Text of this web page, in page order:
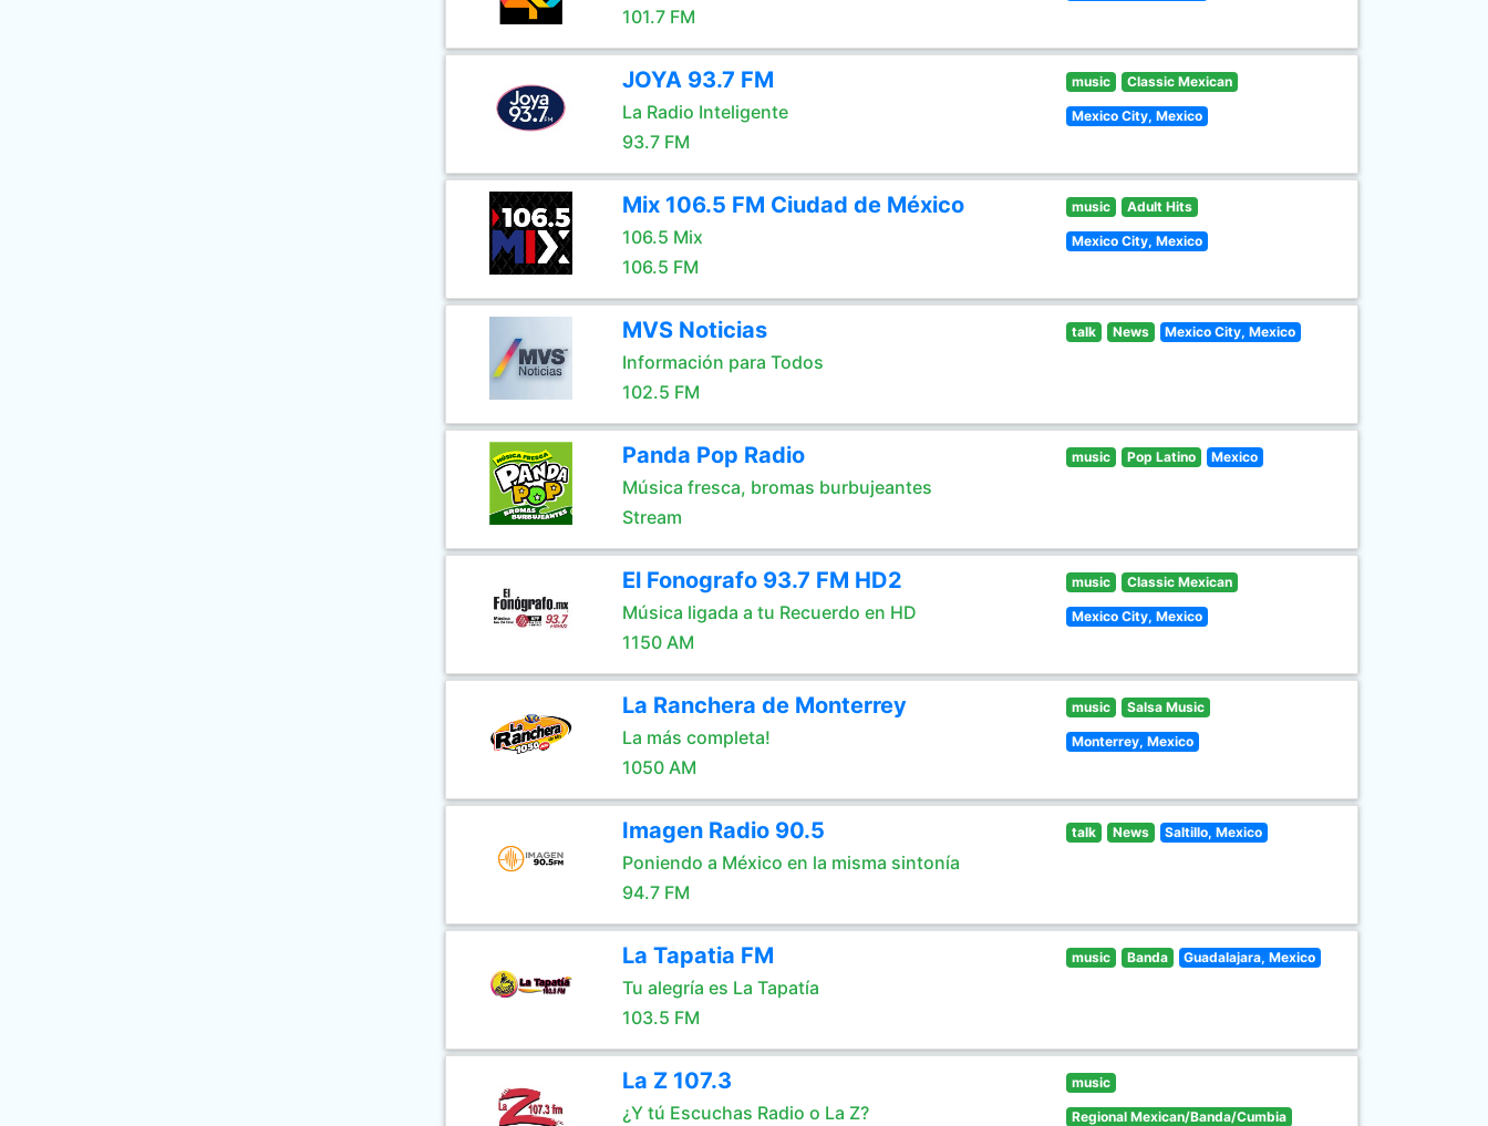
101.7 FM
JOYA 93.7 FM
La Radio Inteligente
93.7 FM
music Classic Mexican
Mexico City, Mexico
Mix 106.5 FM Ciudad de México
106.5 Mix
106.5 FM
music Adult Hits
Mexico City, Mexico
MVS Noticias
Información para Todos
102.5 FM
talk News Mexico City, Mexico
Panda Pop Radio
Música fresca, bromas burbujeantes
Stream
music Pop Latino Mexico
El Fonografo 93.7 FM HD2
Música ligada a tu Recuerdo en HD
1150 AM
music Classic Mexican
Mexico City, Mexico
La Ranchera de Monterrey
La más completa!
1050 AM
music Salsa Music
Monterrey, Mexico
Imagen Radio 90.5
Poniendo a México en la misma sintonía
94.7 FM
talk News Saltillo, Mexico
La Tapatia FM
Tu alegría es La Tapatía
103.5 FM
music Banda Guadalajara, Mexico
La Z 107.3
¿Y tú Escuchas Radio o La Z?
music
Regional Mexican/Banda/Cumbia